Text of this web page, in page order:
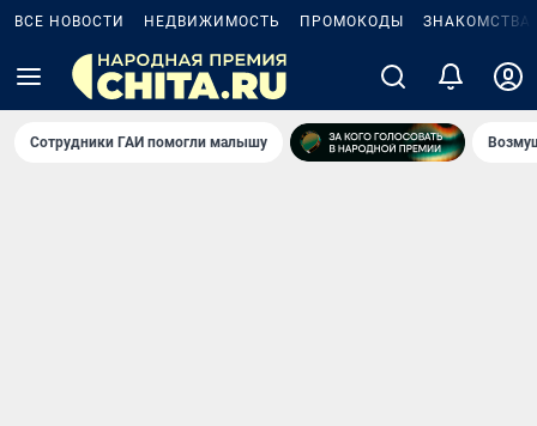
ВСЕ НОВОСТИ НЕДВИЖИМОСТЬ ПРОМОКОДЫ ЗНАКОМСТВА
Сотрудники ГАИ помогли малышу